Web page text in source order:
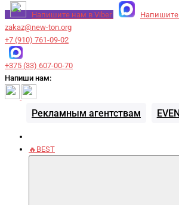
Напишите нам в Viber
zakaz@new-ton.org
+7 (910) 761-09-02
+375 (33) 607-00-70
Напиши нам:
Рекламным агентствам
🔥BEST